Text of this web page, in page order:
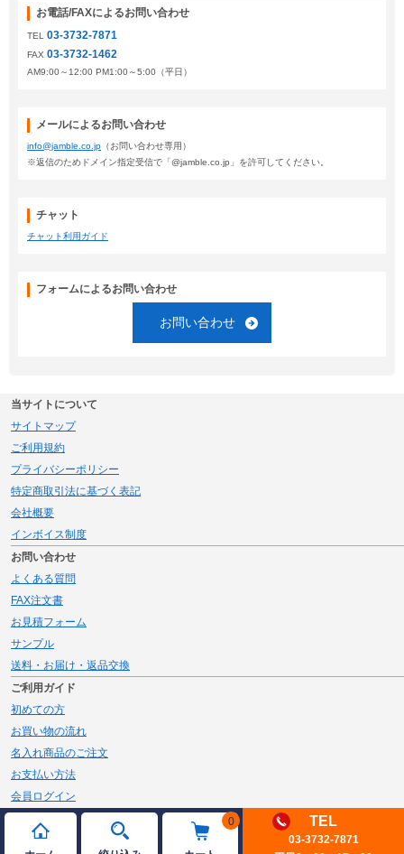
0 TEL
03-3732-7871
お電話/FAXによるお問い合わせ
TEL 03-3732-7871
FAX 03-3732-1462
AM9:00～12:00 PM1:00～5:00（平日）
メールによるお問い合わせ
info@jamble.co.jp （お問い合わせ専用）
※返信のためドメイン指定受信で「@jamble.co.jp」を許可してください。
チャット
チャット利用ガイド
フォームによるお問い合わせ
お問い合わせ
当サイトについて
サイトマップ
ご利用規約
プライバシーポリシー
特定商取引法に基づく表記
会社概要
インボイス制度
お問い合わせ
よくある質問
FAX注文書
お見積フォーム
サンプル
送料・お届け・返品交換
ご利用ガイド
初めての方
お買い物の流れ
名入れ商品のご注文
お支払い方法
会員ログイン
メルマガ登録
新規会員登録